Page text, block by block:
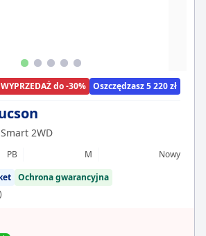
WYPRZEDAŻ do -30% Oszczędzasz 5 220 zł
2WD
PB M
Nowy
Ochrona gwarancyjna